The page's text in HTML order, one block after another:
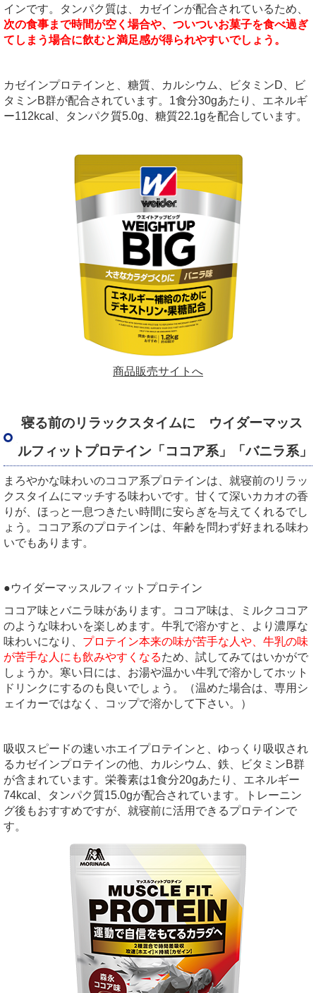
インです。タンパク質は、カゼインが配合されているため、
次の食事まで時間が空く場合や、ついついお菓子を食べ過ぎ
てしまう場合に飲むと満足感が得られやすいでしょう。
カゼインプロテインと、糖質、カルシウム、ビタミンD、ビ
タミンB群が配合されています。1食分30gあたり、エネルギ
ー112kcal、タンパク質5.0g、糖質22.1gを配合しています。
商品販売サイトへ
寝る前のリラックスタイムに ウイダーマッス
ルフィットプロテイン「ココア系」「バニラ系」
まろやかな味わいのココア系プロテインは、就寝前のリラッ
クスタイムにマッチする味わいです。甘くて深いカカオの香
りが、ほっと一息つきたい時間に安らぎを与えてくれるでし
ょう。ココア系のプロテインは、年齢を問わず好まれる味わ
いでもあります。
●ウイダーマッスルフィットプロテイン
ココア味とバニラ味があります。ココア味は、ミルクココア
のような味わいを楽しめます。牛乳で溶かすと、より濃厚な
味わいになり、 プロテイン本来の味が苦手な人や、牛乳の味
が苦手な人にも飲みやすくなるため、試してみてはいかがで
しょうか。寒い日には、お湯や温かい牛乳で溶かしてホット
ドリンクにするのも良いでしょう。（温めた場合は、専用シ
ェイカーではなく、コップで溶かして下さい。）
吸収スピードの速いホエイプロテインと、ゆっくり吸収され
るカゼインプロテインの他、カルシウム、鉄、ビタミンB群
が含まれています。栄養素は1食分20gあたり、エネルギー
74kcal、タンパク質15.0gが配合されています。トレーニン
グ後もおすすめですが、就寝前に活用できるプロテインで
す。